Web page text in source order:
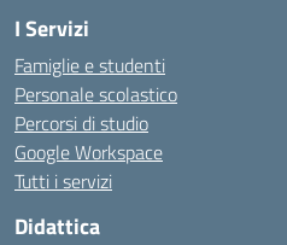
I Servizi
Famiglie e studenti
Personale scolastico
Percorsi di studio
Google Workspace
Tutti i servizi
Didattica